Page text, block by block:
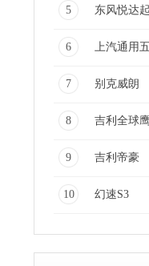
5 东风悦达
6 上汽通用
7 别克威朗
8 吉利全球
9 吉利帝豪
10 幻速S3